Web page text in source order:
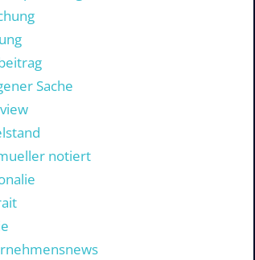
Sache
notiert